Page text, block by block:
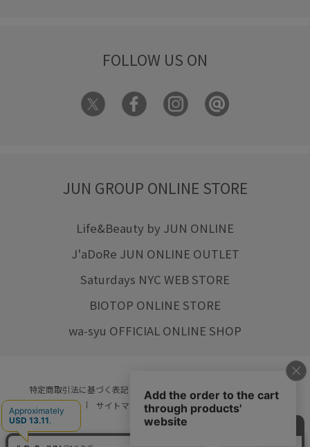
FOLLOW US ON
JUN GROUP ONLINE STORE
Life&Beauty by JUN ONLINE
J'aDoRe JUN ONLINE OUTLET
Saturdays NYC WEB STORE
BIOTOP ONLINE STORE
wa-syu OFFICIAL ONLINE SHOP
特定商取引法に基づく表記 プライバシーポリシー
会社概要
ご利用規約
サイトマップ リクルート ご利用ガイド